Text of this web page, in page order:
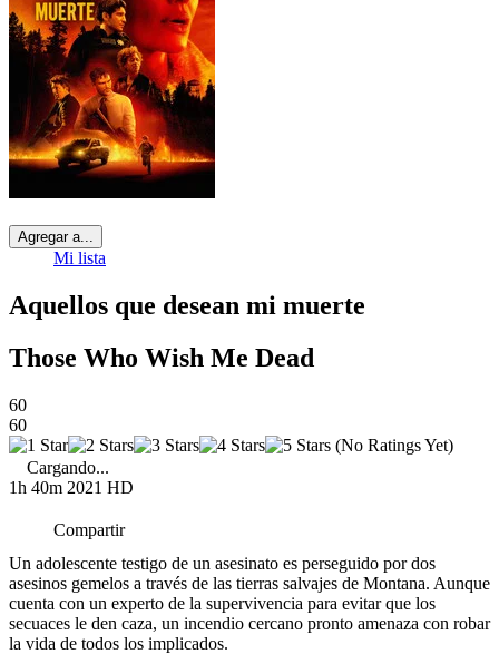
Agregar a...
Mi lista
Aquellos que desean mi muerte
Those Who Wish Me Dead
60
60
(No Ratings Yet)
Cargando...
1h 40m 2021 HD
Compartir
Un adolescente testigo de un asesinato es perseguido por dos
asesinos gemelos a través de las tierras salvajes de Montana. Aunque
cuenta con un experto de la supervivencia para evitar que los
secuaces le den caza, un incendio cercano pronto amenaza con robar
la vida de todos los implicados.